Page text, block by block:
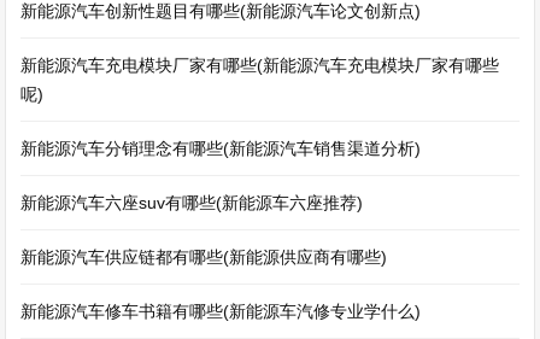
新能源汽车创新性题目有哪些(新能源汽车论文创新点)
新能源汽车充电模块厂家有哪些(新能源汽车充电模块厂家有哪些
呢)
新能源汽车分销理念有哪些(新能源汽车销售渠道分析)
新能源汽车六座suv有哪些(新能源车六座推荐)
新能源汽车供应链都有哪些(新能源供应商有哪些)
新能源汽车修车书籍有哪些(新能源车汽修专业学什么)